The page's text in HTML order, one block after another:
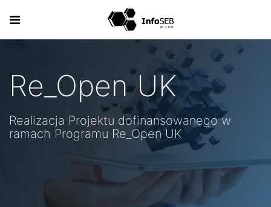
Re_Open UK
Realizacja Projektu dofinansowanego w
ramach Programu Re_Open UK